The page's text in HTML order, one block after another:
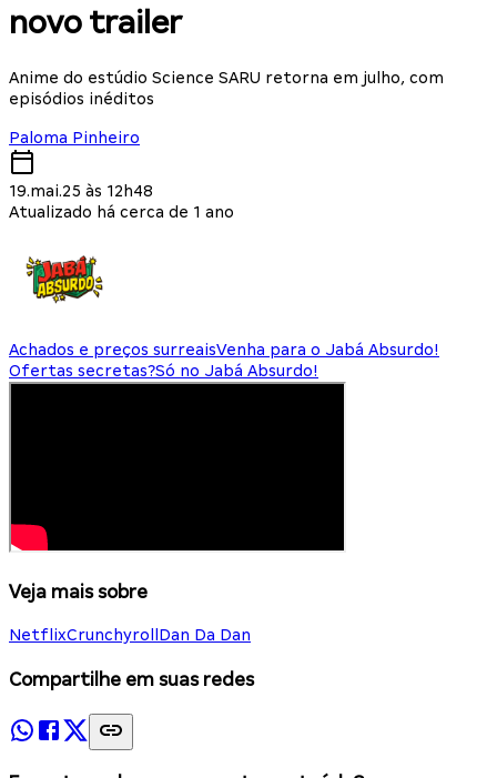
novo trailer
Anime do estúdio Science SARU retorna em julho, com
episódios inéditos
Paloma Pinheiro
19.mai.25 às 12h48
Atualizado há cerca de 1 ano
Achados e preços surreaisVenha para o Jabá Absurdo!
Ofertas secretas?Só no Jabá Absurdo!
Veja mais sobre
NetflixCrunchyroll Dan Da Dan
Compartilhe em suas redes